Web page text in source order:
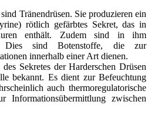
Tränendrüsen. Sie produzieren ein
rötlich gefärbtes Sekret, das in
enthält. Zudem sind in ihm
Dies sind Botenstoffe, die zur
innerhalb einer Art dienen.
Sekretes der Harderschen Drüsen
bekannt. Es dient zur Befeuchtung
auch thermoregulatorische
Informationsübermittlung zwischen